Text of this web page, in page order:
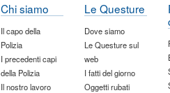
Chi siamo
Il capo della
Polizia
I precedenti capi
della Polizia
Il nostro lavoro
Le Questure
Dove siamo
Le Questure sul
web
I fatti del giorno
Oggetti rubati